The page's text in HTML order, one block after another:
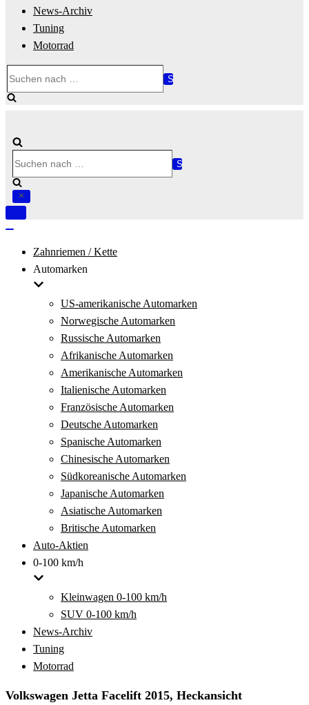
News-Archiv
Tuning
Motorrad
nach …
nach …
Navigation
Zahnriemen / Kette
Automarken
US-amerikanische Automarken
Norwegische Automarken
Russische Automarken
Afrikanische Automarken
Amerikanische Automarken
Italienische Automarken
Französische Automarken
Deutsche Automarken
Spanische Automarken
Chinesische Automarken
Südkoreanische Automarken
Japanische Automarken
Asiatische Automarken
Britische Automarken
Auto-Aktien
0-100 km/h
Kleinwagen 0-100 km/h
SUV 0-100 km/h
News-Archiv
Tuning
Motorrad
Volkswagen Jetta Facelift 2015, Heckansicht